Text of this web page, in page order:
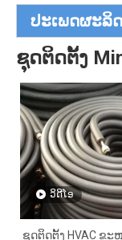
ປະເພດຜະລິ
ຊຸດຕິດຕັ້ງ
ວິດີໂອ
ຊຸດຕິດຕັ້ງ HVAC ຂະ